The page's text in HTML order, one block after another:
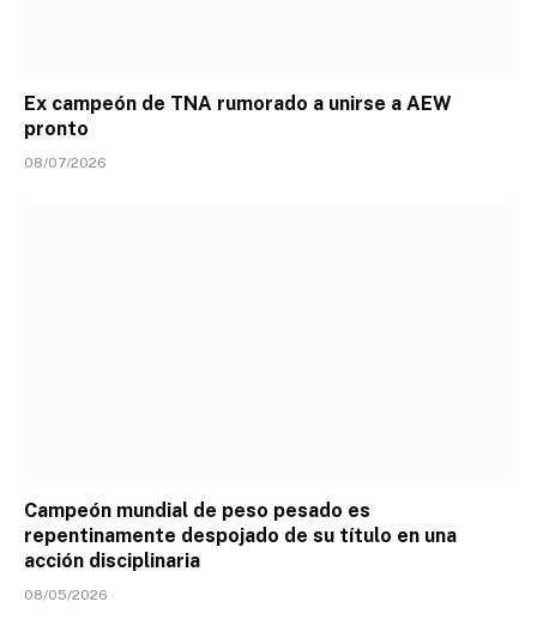
Ex campeón de TNA rumorado a unirse a AEW
pronto
08/07/2026
Campeón mundial de peso pesado es
repentinamente despojado de su título en una
acción disciplinaria
08/05/2026